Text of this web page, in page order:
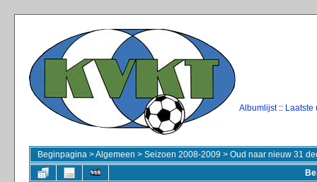
Albumlijst:: Laatste
Beginpagina >Algemeen > Seizoen 2008-2009 > Oud naar nieuw 31